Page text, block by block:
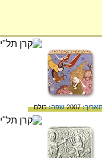
2007 שפה:כולם